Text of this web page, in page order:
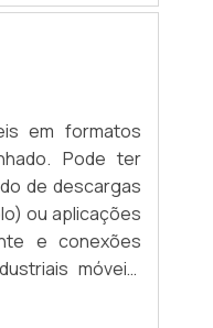
Aplicação,
Padrão
em formatos
Pode ter
de descargas
ou aplicações
e conexões
móveis.
todas as